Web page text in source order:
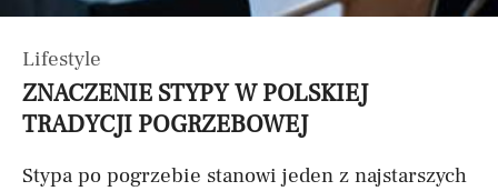
Lifestyle
ZNACZENIE STYPY W POLSKIEJ
TRADYCJI POGRZEBOWEJ
Stypa po pogrzebie stanowi jeden z najstarszych